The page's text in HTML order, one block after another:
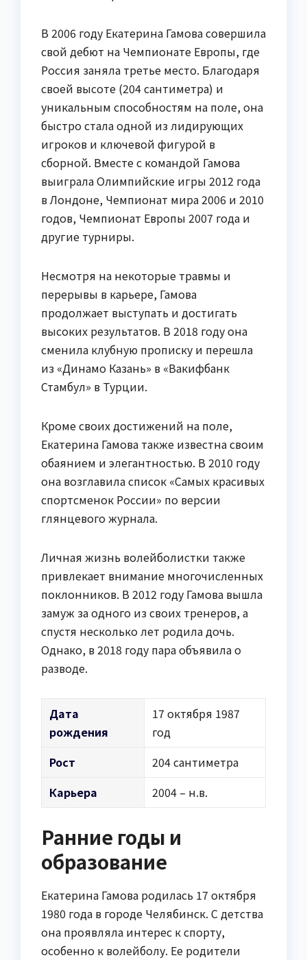
В 2006 году Екатерина Гамова совершила
свой дебют на Чемпионате Европы, где
Россия заняла третье место. Благодаря
своей высоте (204 сантиметра) и
уникальным способностям на поле, она
быстро стала одной из лидирующих
игроков и ключевой фигурой в
сборной. Вместе с командой Гамова
выиграла Олимпийские игры 2012 года
в Лондоне, Чемпионат мира 2006 и 2010
годов, Чемпионат Европы 2007 года и
другие турниры.
Несмотря на некоторые травмы и
перерывы в карьере, Гамова
продолжает выступать и достигать
высоких результатов. В 2018 году она
сменила клубную прописку и перешла
из «Динамо Казань» в «Вакифбанк
Стамбул» в Турции.
Кроме своих достижений на поле,
Екатерина Гамова также известна своим
обаянием и элегантностью. В 2010 году
она возглавила список «Самых красивых
спортсменок России» по версии
глянцевого журнала.
Личная жизнь волейболистки также
привлекает внимание многочисленных
поклонников. В 2012 году Гамова вышла
замуж за одного из своих тренеров, а
спустя несколько лет родила дочь.
Однако, в 2018 году пара объявила о
разводе.
Дата
рождения
17 октября 1987
год
Рост
204 сантиметра
Карьера
2004 – н.в.
Ранние годы и
образование
Екатерина Гамова родилась 17 октября
1980 года в городе Челябинск. С детства
она проявляла интерес к спорту,
особенно к волейболу. Ее родители